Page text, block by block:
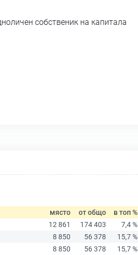
собственик на капитала
място от общо в топ %
12 861
174 403 7,4 %
8 850
56 378 15,7 %
8 850
56 378 15,7 %